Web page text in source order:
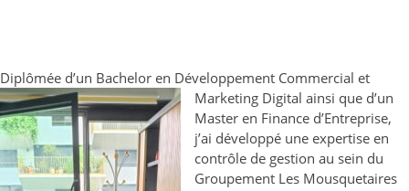
Diplômée d’un Bachelor en Développement Commercial et
Marketing Digital ainsi que d’un
Master en Finance d’Entreprise,
j’ai développé une expertise en
contrôle de gestion au sein du
Groupement Les Mousquetaires